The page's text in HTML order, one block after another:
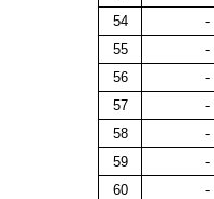
54
-
55
-
56
-
57
-
58
-
59
-
60
-